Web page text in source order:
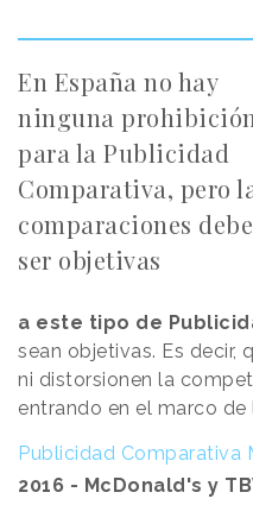
En España no hay
ninguna prohibición
para la Publicidad
Comparativa, pero
comparaciones
ser objetivas
a este tipo de
sean objetivas. Es decir,
ni distorsionen la
entrando en el marco
Publicidad Comparativa
2016 - McDonald's y